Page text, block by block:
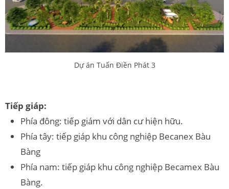
Dự án Tuấn Điền Phát 3
Tiếp giáp:
Phía đông: tiếp giám với dân cư hiện hữu.
Phía tây: tiếp giáp khu công nghiệp Becanex Bàu
Bàng
Phía nam: tiếp giáp khu công nghiệp Becamex Bàu
Bàng.